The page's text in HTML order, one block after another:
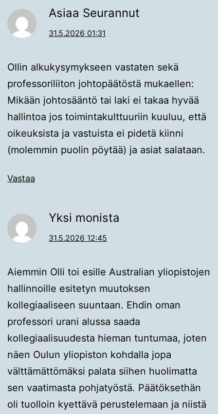
Asiaa Seurannut
31.5.2026 01:31
Ollin alkukysymykseen vastaten sekä
professoriliiton johtopäätöstä mukaellen:
Mikään johtosääntö tai laki ei takaa hyvää
hallintoa jos toimintakulttuuriin kuuluu, että
oikeuksista ja vastuista ei pidetä kiinni
(molemmin puolin pöytää) ja asiat salataan.
Vastaa
Yksi monista
31.5.2026 12:45
Aiemmin Olli toi esille Australian yliopistojen
hallinnoille esitetyn muutoksen
kollegiaaliseen suuntaan. Ehdin oman
professori urani alussa saada
kollegiaalisuudesta hieman tuntumaa, joten
näen Oulun yliopiston kohdalla jopa
välttämättömäksi palata siihen huolimatta
sen vaatimasta pohjatyöstä. Päätöksethän
oli tuolloin kyettävä perustelemaan ja niistä